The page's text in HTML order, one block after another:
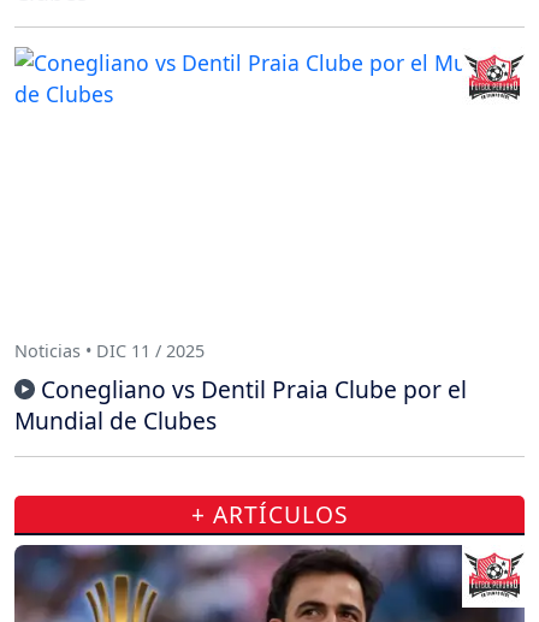
Noticias • DIC 11 / 2025
Conegliano vs Dentil Praia Clube por el
Mundial de Clubes
+ ARTÍCULOS